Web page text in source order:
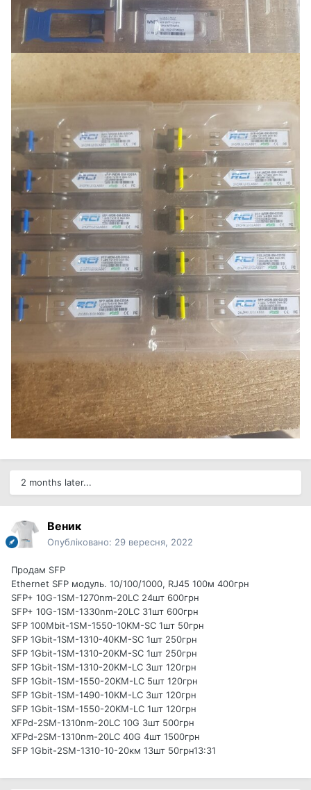
2 months later...
Веник
Опубліковано: 29 вересня, 2022
Продам SFP
Ethernet SFP модуль. 10/100/1000, RJ45 100м 400грн
SFP+ 10G-1SM-1270nm-20LC 24шт 600грн
SFP+ 10G-1SM-1330nm-20LC 31шт 600грн
SFP 100Мbit-1SM-1550-10KM-SC 1шт 50грн
SFP 1Gbit-1SM-1310-40KM-SC 1шт 250грн
SFP 1Gbit-1SM-1310-20KM-SC 1шт 250грн
SFP 1Gbit-1SM-1310-20KM-LC 3шт 120грн
SFP 1Gbit-1SM-1550-20KM-LC 5шт 120грн
SFP 1Gbit-1SM-1490-10KM-LC 3шт 120грн
SFP 1Gbit-1SM-1550-20KM-LC 1шт 120грн
XFPd-2SM-1310nm-20LC 10G 3шт 500грн
XFPd-2SM-1310nm-20LC 40G 4шт 1500грн
SFP 1Gbit-2SM-1310-10-20км 13шт 50грн13:31